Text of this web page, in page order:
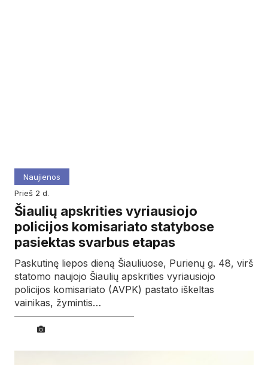
Naujienos
prieš 2 d.
Šiaulių apskrities vyriausiojo
policijos komisariato statybose
pasiektas svarbus etapas
Paskutinę liepos dieną Šiauliuose, Purienų g. 48, virš
statomo naujojo Šiaulių apskrities vyriausiojo
policijos komisariato (AVPK) pastato iškeltas
vainikas, žymintis…